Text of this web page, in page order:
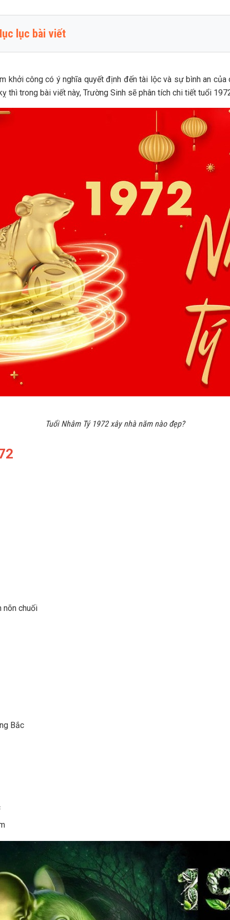
lục bài viết
Thông tin cơ bản
Nam mạng - Nhâm Tý 1972
Nữ mạng - Nhâm Tý 1972
Hạn Hoang Ốc
năm Nhâm Tý 1972 làm nhà năm nào thì đẹp?
hóa giải vận hạn xây nhà cho tuổi 1972
Mượn tuổi làm nhà
Chọn tháng, ngày, giờ hoàng đạo, phong thủy
Chọn hướng nhà phong thủy
khởi công có ý nghĩa quyết định đến tài lộc và sự bình an
thì trong bài viết này, Trường Sinh sẽ phân tích chi tiết tuổi
Tuổi Nhâm Tý 1972 xây nhà năm nào đẹp?
nõn chuối
Bắc